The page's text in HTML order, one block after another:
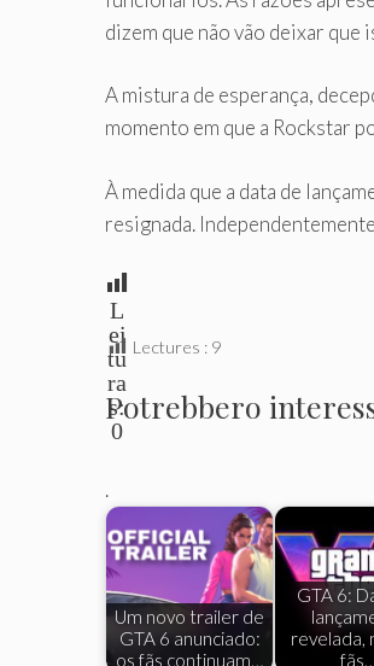
dizem que não vão deixar
A mistura de esperança,
momento em que a Rockstar
À medida que a data de
resignada.
L
ei
tu
ra
s:
0
Lectures : 9
Potrebbero
.
Um novo trailer de
GTA 6 anunciado:
os fãs continuam…
GTA 6:
revelada,